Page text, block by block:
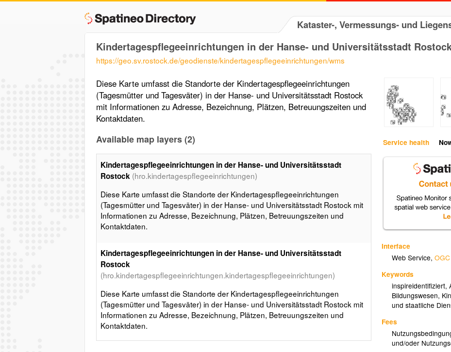
Kataster-, Vermessungs- und
Kindertagespflegeeinrichtungen in der Hanse- und Universitätsstadt
https://geo.sv.rostock.de/geodienste/kindertagespflegeeinrichtungen/wms
Service health
Interface
Web Service,
Keywords
inspireidentifiziert,
Bildungswesen,
und staatliche
Fees
und/oder
Diese Karte umfasst die Standorte der Kindertagespflegeeinrichtungen
(Tagesmütter und Tagesväter) in der Hanse- und Universitätsstadt Rostock
mit Informationen zu Adresse, Bezeichnung, Plätzen, Betreuungszeiten und
Kontaktdaten.
Available map layers (2)
Kindertagespflegeeinrichtungen in der Hanse- und Universitätsstadt
Rostock (hro.kindertagespflegeeinrichtungen)
Diese Karte umfasst die Standorte der Kindertagespflegeeinrichtungen
(Tagesmütter und Tagesväter) in der Hanse- und Universitätsstadt Rostock mit
Informationen zu Adresse, Bezeichnung, Plätzen, Betreuungszeiten und
Kontaktdaten.
Kindertagespflegeeinrichtungen in der Hanse- und Universitätsstadt
Rostock
(hro.kindertagespflegeeinrichtungen.kindertagespflegeeinrichtungen)
Diese Karte umfasst die Standorte der Kindertagespflegeeinrichtungen
(Tagesmütter und Tagesväter) in der Hanse- und Universitätsstadt Rostock mit
Informationen zu Adresse, Bezeichnung, Plätzen, Betreuungszeiten und
Kontaktdaten.
Layer metadata (xml)